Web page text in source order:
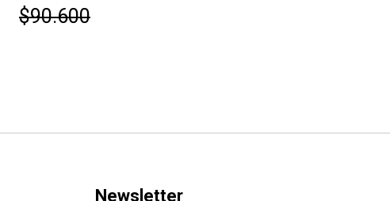
$90.600
Newsletter